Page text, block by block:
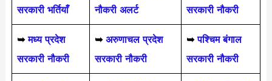
सरकारी भर्तियाँ
नौकरी अलर्ट
सरकारी नौकरी
➥ मध्य प्रदेश
सरकारी नौकरी
➥ अरुणाचल प्रदेश
सरकारी नौकरी
➥ पश्चिम बंगाल
सरकारी नौकरी